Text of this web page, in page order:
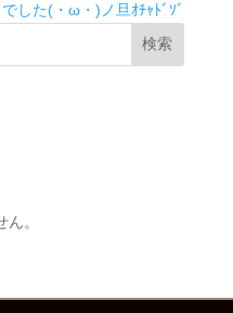
した(・ω・)ノ旦ｵﾁｬﾄﾞｿﾞ
検索
。